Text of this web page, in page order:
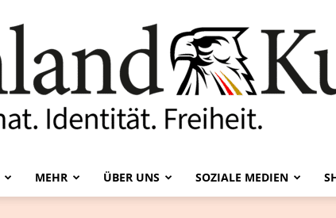
MEHR ÜBER UNS SOZIALE MEDIEN